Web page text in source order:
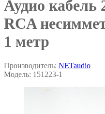
Аудио кабель
RCA
1 метр
Производитель: NETaudio
Модель: 151223-1